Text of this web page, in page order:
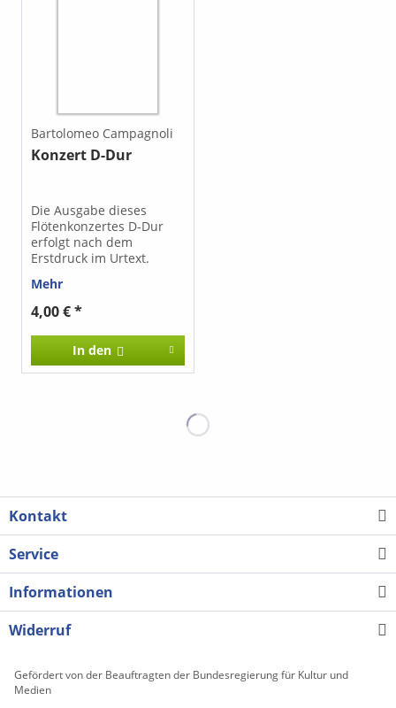
Bartolomeo Campagnoli
Konzert D-Dur
Die Ausgabe dieses
Flötenkonzertes D-Dur
erfolgt nach dem
Erstdruck im Urtext.
Mehr
4,00 € *
In den
Kontakt
Service
Informationen
Widerruf
Gefördert von der Beauftragten der Bundesregierung für Kultur und
Medien